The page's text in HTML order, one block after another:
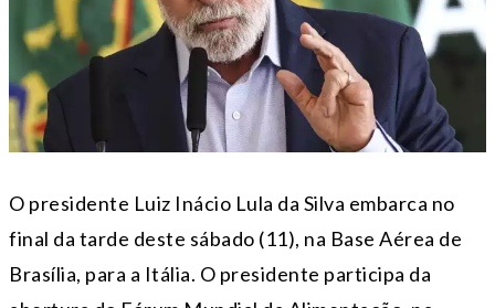
O presidente Luiz Inácio Lula da Silva embarca no
final da tarde deste sábado (11), na Base Aérea de
Brasília, para a Itália. O presidente participa da